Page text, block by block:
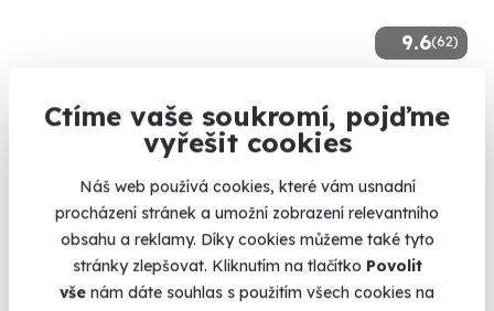
Ctíme vaše soukromí, pojďme
vyřešit cookies
Náš web používá cookies, které vám usnadní
procházení stránek a umožní zobrazení relevantního
obsahu a reklamy. Díky cookies můžeme také tyto
stránky zlepšovat. Kliknutím na tlačítko Povolit
vše nám dáte souhlas s použitím všech cookies na
9.6(62)
Bungee skok do houpačky
Zhoupněte se na největší a nejrychlejší houpačce, kterou jste
Most Hačka (Chomutov) (Chomutov)
4 790 Kč